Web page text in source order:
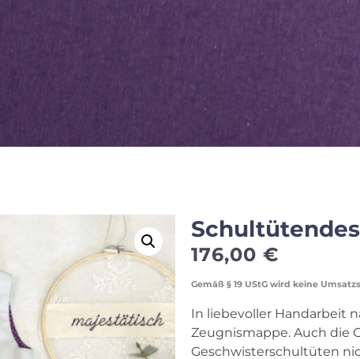
176,00 €
Gemäß § 19 UStG wird keine
In liebevoller Handarbeit
Zeugnismappe. Auch die
Geschwisterschultüten